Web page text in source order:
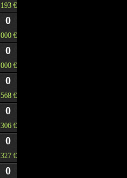
€
0
€
0
€
0
€
0
€
0
€
0